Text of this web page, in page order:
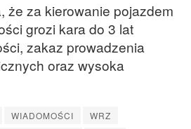
że za kierowanie pojazdem
grozi kara do 3 lat
zakaz prowadzenia
oraz wysoka
WIADOMOŚCI
WRZ